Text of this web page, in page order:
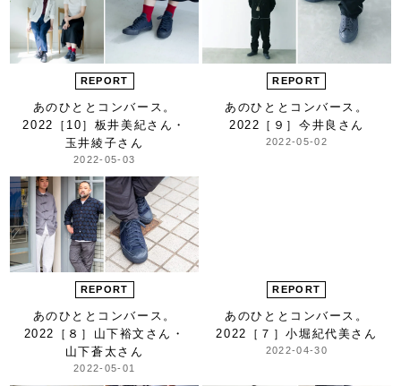
REPORT
あのひととコンバース。
2022
［10］板井美紀さん・
玉井綾子さん
2022-05-03
REPORT
あのひととコンバース。
2022 ［９］今井良さん
2022-05-02
REPORT
あのひととコンバース。
2022
［８］山下裕文さん・
山下蒼太さん
2022-05-01
REPORT
あのひととコンバース。
2022
［７］小堀紀代美さん
2022-04-30